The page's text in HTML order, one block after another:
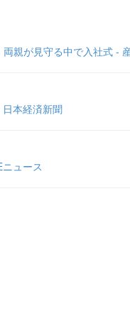
親が見守る中で入社式 -
本経済新聞
ュース